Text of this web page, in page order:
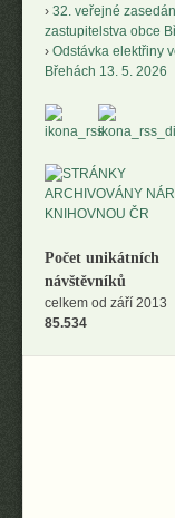
32. veřejné
zastupitelstva obce
Odstávka elektřiny
Břehách 13. 5. 2026
Počet unikátních
návštěvníků
celkem od září 2013
85.534